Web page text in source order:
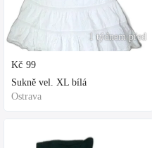
1 týdnem před
Kč 99
Sukně vel. XL bílá
Ostrava